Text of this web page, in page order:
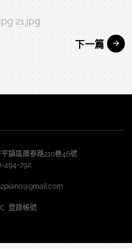
21.jpg
下一篇
鎮區廣泰路210巷46號
494-792
登錄帳號